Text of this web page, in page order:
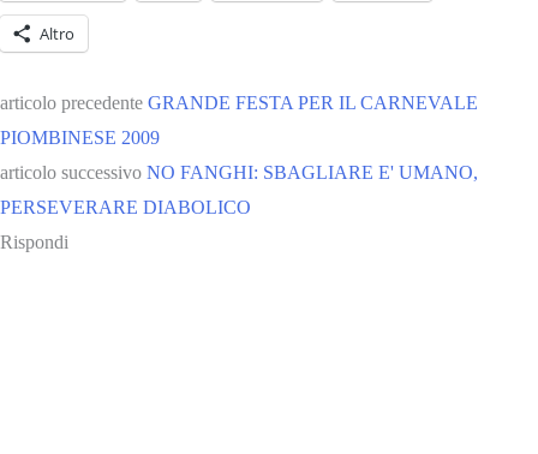
Altro
articolo precedente GRANDE FESTA PER IL CARNEVALE
PIOMBINESE 2009
articolo successivo NO FANGHI: SBAGLIARE E' UMANO,
PERSEVERARE DIABOLICO
Rispondi